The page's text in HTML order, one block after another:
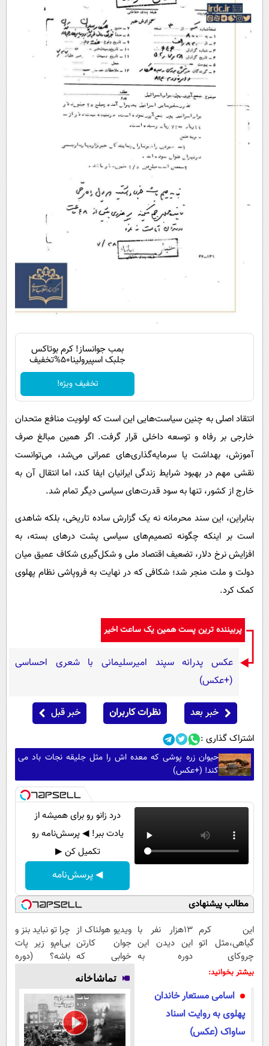
بمب جوانساز! کرم بوتاکس
جلبک اسپیرولینا50%تخفیف
تخفیف ویژه!
انتقاد اصلی به چنین سیاست‌هایی این است که اولویت منافع متحدان
خارجی بر رفاه و توسعه داخلی قرار گرفت. اگر همین مبالغ صرف
آموزش، بهداشت یا سرمایه‌گذاری‌های عمرانی می‌شد، می‌توانست
نقشی مهم در بهبود شرایط زندگی ایرانیان ایفا کند، اما انتقال آن به
خارج از کشور، تنها به سود قدرت‌های سیاسی دیگر تمام شد.
بنابراین، این سند محرمانه نه یک گزارش ساده تاریخی، بلکه شاهدی
است بر اینکه چگونه تصمیم‌های سیاسی پشت درهای بسته، به
افزایش نرخ دلار، تضعیف اقتصاد ملی و شکل‌گیری شکاف عمیق میان
دولت و ملت منجر شد؛ شکافی که در نهایت به فروپاشی نظام پهلوی
کمک کرد.
پربیننده ترین پست همین یک ساعت اخیر
عکس پدرانه سپند امیرسلیمانی با شعری احساسی
(+عکس)
خبر بعد نظرات کاربران خبر قبل
اشتراک گذاری :
حیوان زره پوشی که معده اش را مثل جلیقه نجات باد می
کند! (+عکس)
درد زانو رو برای همیشه از
یادت ببر! ◀ پرسش‌نامه رو
تکمیل کن ▶
◀ پرسش‌نامه
مطالب پیشنهادی
این کرم
گیاهی،مثل اتو
چروکای
پوستتوصاف
13هزار نفر با
این دیدن این
دوره به
ثبت‌‌نام رایگان
ویدیو هولناک از
جوان کارتن
خوابی که
میلیاردر شد.
آموزش رایگان
چرا تو نباید بنز و
بی‌ام‌و زیر پات
باشه؟ (دوره
بیشتر بخوانید:
اسامی مستعار خاندان
پهلوی به روایت اسناد
ساواک (عکس)
تماشاخانه